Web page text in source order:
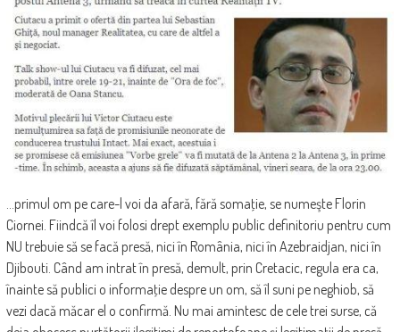
…primul om pe care-l voi da afară, fără somaţie, se numeşte Florin
Ciornei. Fiindcă îl voi folosi drept exemplu public definitoriu pentru cum
NU trebuie să se facă presă, nici în România, nici în Azebraidjan, nici în
Djibouti. Când am intrat în presă, demult, prin Cretacic, regula era ca,
înainte să publici o informaţie despre un om, să îl suni pe neghiob, să
vezi dacă măcar el o confirmă. Nu mai amintesc de cele trei surse, că